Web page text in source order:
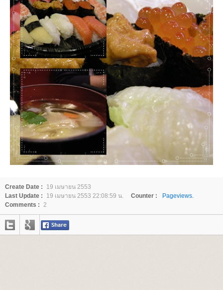
Create Date :
19 เมษายน 2553
Last Update :
19 เมษายน 2553 22:08:59 น. Counter :
Pageviews.
Comments : 2